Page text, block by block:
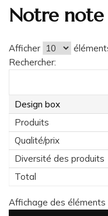
Notre note
Afficher
Rechercher:
Design box
Produits
Qualité/prix
Diversité des produits
Total
Affichage des